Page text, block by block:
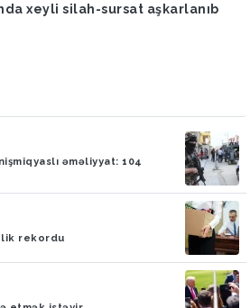
xeyli silah-sursat aşkarlanıb
əməliyyat: 104
rekordu